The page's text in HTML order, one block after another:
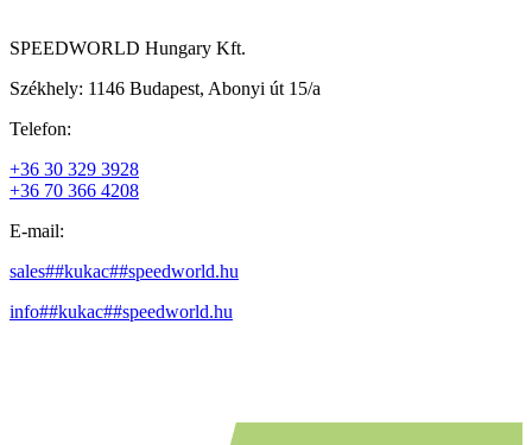
SPEEDWORLD Hungary Kft.
Székhely: 1146 Budapest, Abonyi út 15/a
Telefon:
+36 30 329 3928
+36 70 366 4208
E-mail:
sales##kukac##speedworld.hu
info##kukac##speedworld.hu